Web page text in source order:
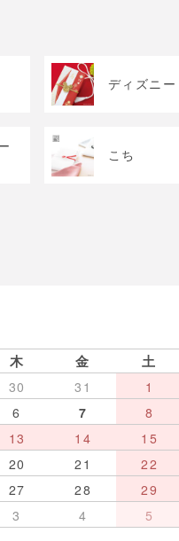
ディズニー
こち
木 金
土
30 31
1
6 7
8
13 14
15
20 21
22
27 28
29
3 4 5